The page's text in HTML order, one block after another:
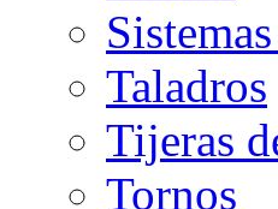
Taladros
Tijeras
Tornos